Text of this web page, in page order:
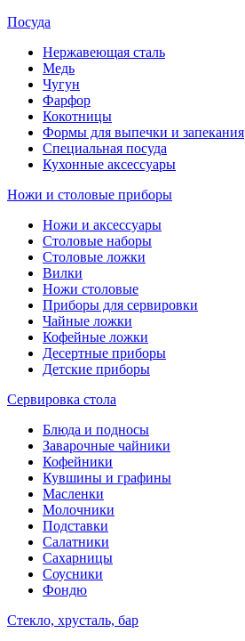
Посуда
Нержавеющая сталь
Медь
Чугун
Фарфор
Кокотницы
Формы для выпечки и запекания
Специальная посуда
Кухонные аксессуары
Ножи и столовые приборы
Ножи и аксессуары
Столовые наборы
Столовые ложки
Вилки
Ножи столовые
Приборы для сервировки
Чайные ложки
Кофейные ложки
Десертные приборы
Детские приборы
Сервировка стола
Блюда и подносы
Заварочные чайники
Кофейники
Кувшины и графины
Масленки
Молочники
Подставки
Салатники
Сахарницы
Соусники
Фондю
Стекло, хрусталь, бар